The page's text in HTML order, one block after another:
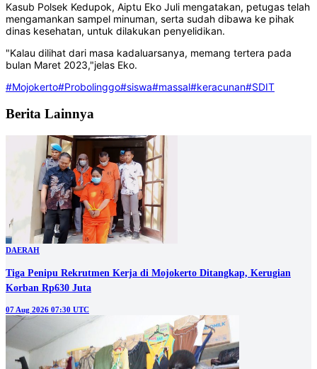
Kasub Polsek Kedupok, Aiptu Eko Juli mengatakan, petugas telah
mengamankan sampel minuman, serta sudah dibawa ke pihak
dinas kesehatan, untuk dilakukan penyelidikan.
"Kalau dilihat dari masa kadaluarsanya, memang tertera pada
bulan Maret 2023,"jelas Eko.
#Mojokerto#Probolinggo#siswa#massal#keracunan#SDIT
Berita Lainnya
DAERAH
Tiga Penipu Rekrutmen Kerja di Mojokerto Ditangkap, Kerugian
Korban Rp630 Juta
07 Aug 2026 07:30 UTC